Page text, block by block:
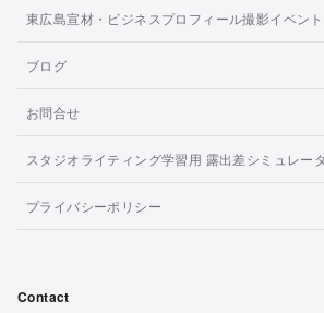
東広島宣材・ビジネスプロフィール撮影イベント
ブログ
お問合せ
スタジオライティング学習用 露出差シミュレー
プライバシーポリシー
Contact